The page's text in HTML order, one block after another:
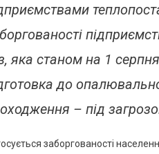
яка станом на 1
до
– під
заборгованості